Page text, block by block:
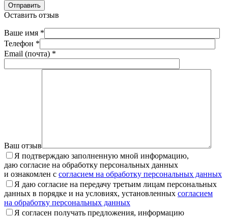
Отправить
Оставить отзыв
Ваше имя *
Телефон *
Email (почта) *
Ваш отзыв
Я подтверждаю заполненную мной информацию,
даю согласие на обработку персональных данных
и ознакомлен с согласием на обработку персональных данных
Я даю согласие на передачу третьим лицам персональных
данных в порядке и на условиях, установленных согласием
на обработку персональных данных
Я согласен получать предложения, информацию